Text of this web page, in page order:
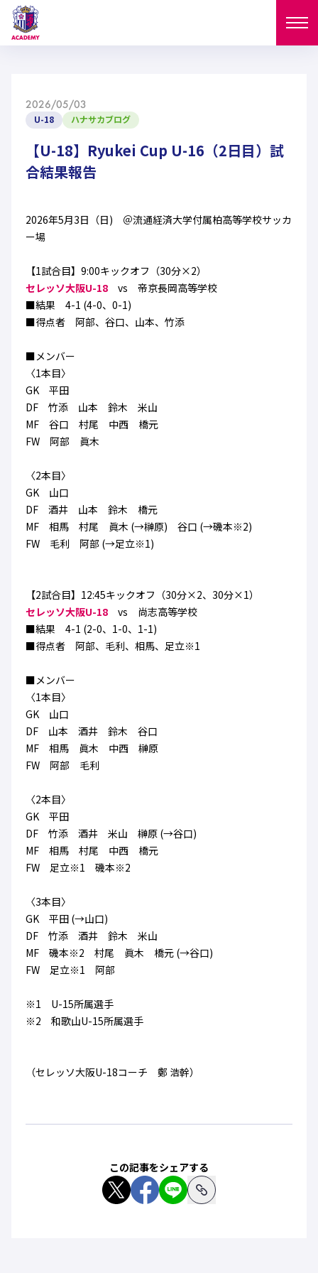
NEWS
西U-15 和歌山U-15
ガールズU-15 セレクション
試合日程
U-18
西U-15 和歌山U-15
U-12
PLAYERS
選手
U-15
西U-15
セレクション
SELECTION
セレクション
アカデミー
セレクション
フィロソフィー
ハナサカクラブ
2026/05/03
U-18 ハナサカブログ
【U-18】Ryukei Cup U-16（2日目）試
合結果報告
2026年5月3日（日) ＠流通経済大学付属柏高等学校サッカ
ー場
【1試合目】9:00キックオフ（30分×2）
セレッソ大阪U-18 vs 帝京長岡高等学校
■結果 4-1 (4-0、0-1)
■得点者 阿部、谷口、山本、竹添
■メンバー
〈1本目〉
GK 平田
DF 竹添 山本 鈴木 米山
MF 谷口 村尾 中西 橋元
FW 阿部 眞木
〈2本目〉
GK 山口
DF 酒井 山本 鈴木 橋元
MF 相馬 村尾 眞木 (→榊原) 谷口 (→磯本※2)
FW 毛利 阿部 (→足立※1)
【2試合目】12:45キックオフ（30分×2、30分×1）
セレッソ大阪U-18 vs 尚志高等学校
■結果 4-1 (2-0、1-0、1-1)
■得点者 阿部、毛利、相馬、足立※1
■メンバー
〈1本目〉
GK 山口
DF 山本 酒井 鈴木 谷口
MF 相馬 眞木 中西 榊原
FW 阿部 毛利
〈2本目〉
GK 平田
DF 竹添 酒井 米山 榊原 (→谷口)
MF 相馬 村尾 中西 橋元
FW 足立※1 磯本※2
〈3本目〉
GK 平田 (→山口)
DF 竹添 酒井 鈴木 米山
MF 磯本※2 村尾 眞木 橋元 (→谷口)
FW 足立※1 阿部
※1 U-15所属選手
※2 和歌山U-15所属選手
（セレッソ大阪U-18コーチ 鄭 浩幹）
この記事をシェアする